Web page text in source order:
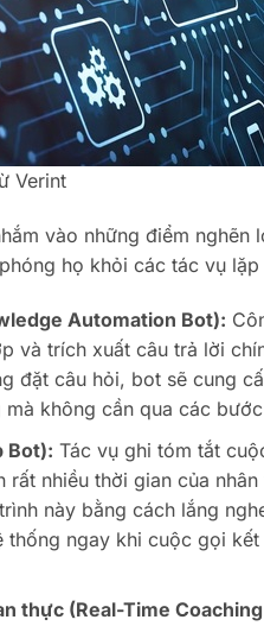
Verint
vào những điểm nghẽn
họ khỏi các tác vụ
Automation Bot):
và trích xuất câu trả lời
đặt câu hỏi, bot sẽ cung
không cần qua các
Bot): Tác vụ ghi tóm tắt
nhiều thời gian của
này bằng cách lắng
ngay khi cuộc gọi
thực (Real-Time